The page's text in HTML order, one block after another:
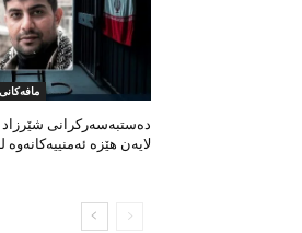
دەستبەسەرکرانی شێرزاد
لایەن هێزە ئەمنییەکانەوە